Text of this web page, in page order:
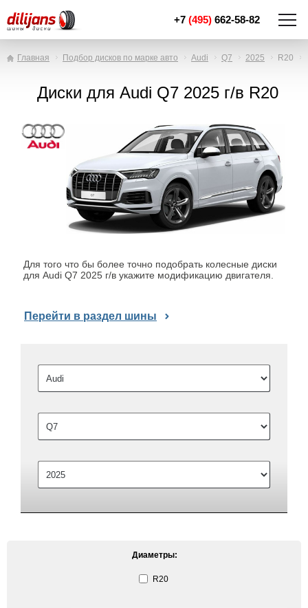
+7 (495) 662-58-82
Главная Подбор дисков по марке авто Audi Q7 2025 R20
Диски для Audi Q7 2025 г/в R20
Для того что бы более точно подобрать колесные диски
для Audi Q7 2025 г/в укажите модификацию двигателя.
Перейти в раздел шины
Диаметры:
R20